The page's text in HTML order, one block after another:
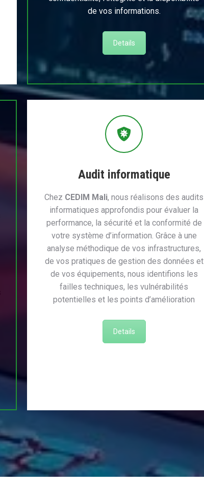
de vos informations.
Details
Audit informatique
Chez CEDIM Mali, nous réalisons des audits
informatiques approfondis pour évaluer la
performance, la sécurité et la conformité de
votre système d’information. Grâce à une
analyse méthodique de vos infrastructures,
de vos pratiques de gestion des données et
de vos équipements, nous identifions les
failles techniques, les vulnérabilités
potentielles et les points d’amélioration
Details